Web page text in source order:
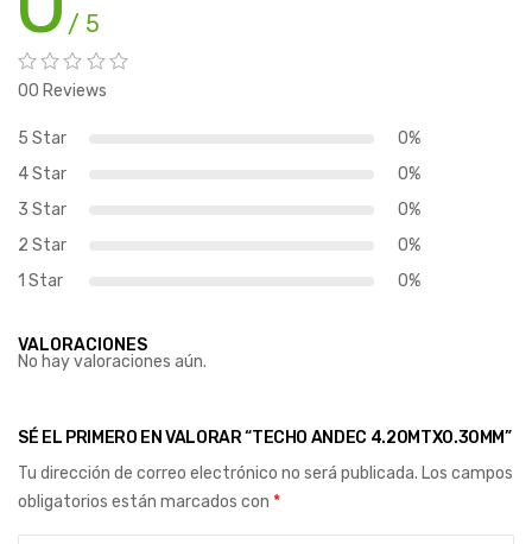
/ 5
00 Reviews
5 Star
0%
4 Star
0%
3 Star
0%
2 Star
0%
1 Star
0%
VALORACIONES
No hay valoraciones aún.
SÉ EL PRIMERO EN VALORAR “TECHO ANDEC 4.20MTX0.30MM”
Tu dirección de correo electrónico no será publicada. Los campos
obligatorios están marcados con *